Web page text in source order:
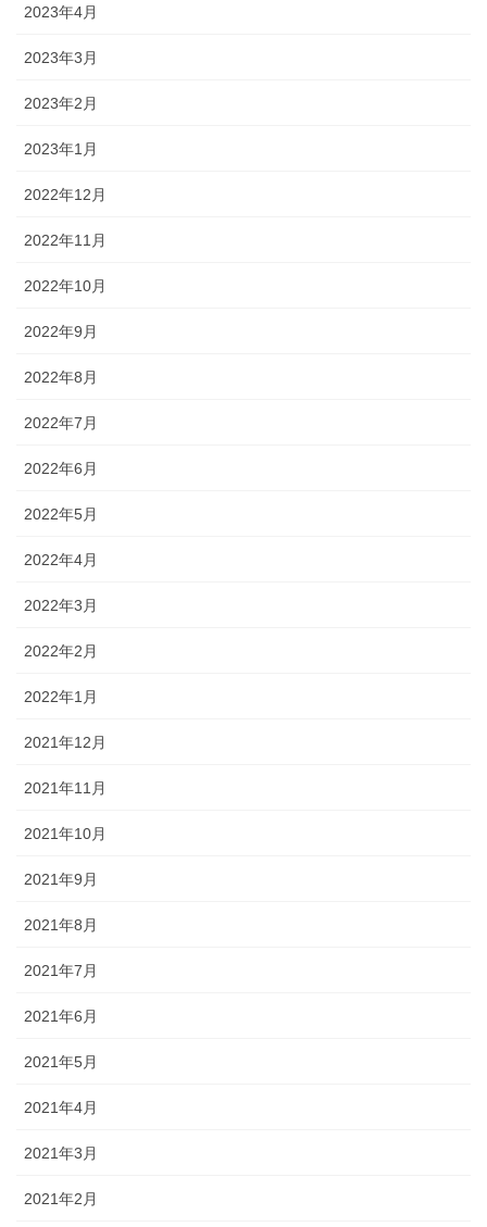
2023年4月
2023年3月
2023年2月
2023年1月
2022年12月
2022年11月
2022年10月
2022年9月
2022年8月
2022年7月
2022年6月
2022年5月
2022年4月
2022年3月
2022年2月
2022年1月
2021年12月
2021年11月
2021年10月
2021年9月
2021年8月
2021年7月
2021年6月
2021年5月
2021年4月
2021年3月
2021年2月